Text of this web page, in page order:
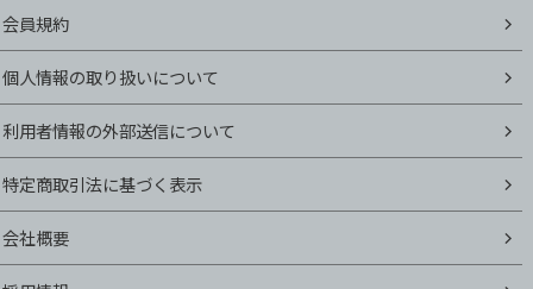
会員規約
個人情報の取り扱いについて
利用者情報の外部送信について
特定商取引法に基づく表示
会社概要